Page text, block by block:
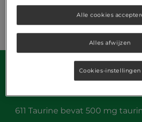
611 Taurine bevat 500 mg
Alles afwijzen
Alle cookies
Cookies-instellingen